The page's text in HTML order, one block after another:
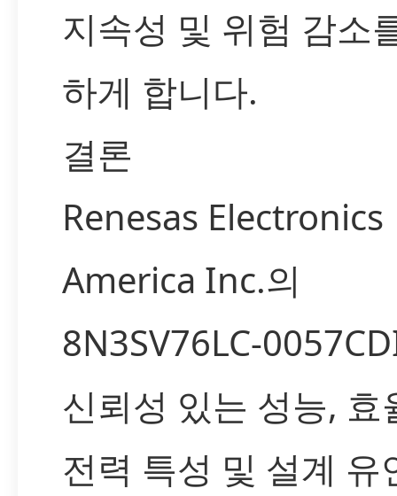
지속성 및 위험 감소
하게 합니다.
결론
Renesas Electronics
America Inc.의
8N3SV76LC-
신뢰성 있는 성능, 효
전력 특성 및 설계 유